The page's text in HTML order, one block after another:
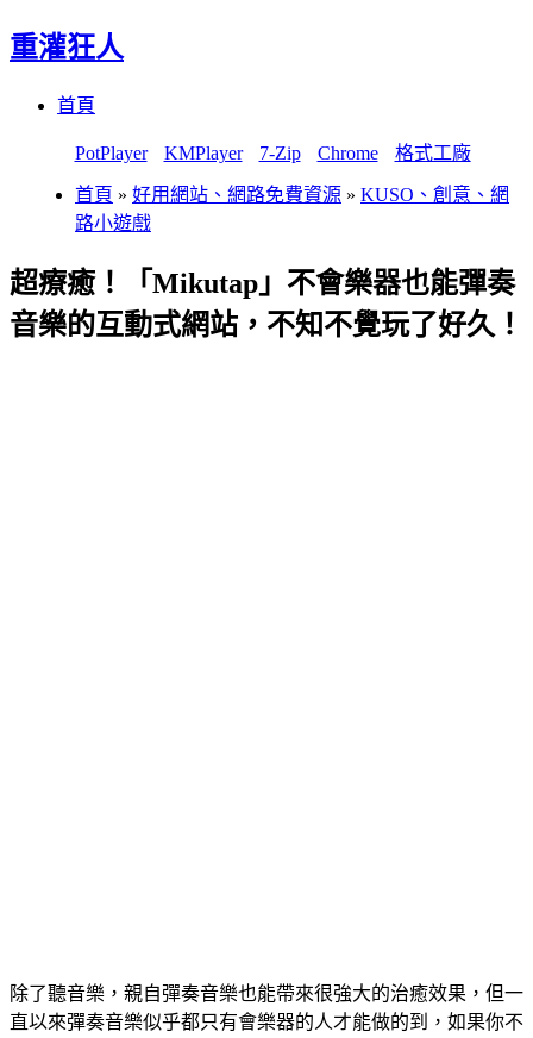
重灌狂人
首頁
PotPlayer KMPlayer 7-Zip Chrome 格式工廠
首頁 » 好用網站、網路免費資源 » KUSO、創意、網
路小遊戲
超療癒！「Mikutap」不會樂器也能彈奏
音樂的互動式網站，不知不覺玩了好久！
除了聽音樂，親自彈奏音樂也能帶來很強大的治癒效果，但一
直以來彈奏音樂似乎都只有會樂器的人才能做的到，如果你不